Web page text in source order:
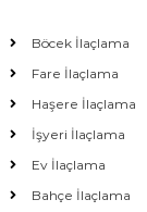
Böcek İlaçlama
Fare İlaçlama
Haşere İlaçlama
İşyeri İlaçlama
Ev İlaçlama
Bahçe İlaçlama